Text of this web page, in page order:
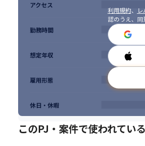
会社主導のスキルアップ研修に加えて
■PM/PL研修
■課題別テクニカル研修
■e-Learning
利用規約、
認のうえ、同
アクセス
勤務時間
想定年収
雇用形態
休日・休暇
このPJ・案件で使われてい